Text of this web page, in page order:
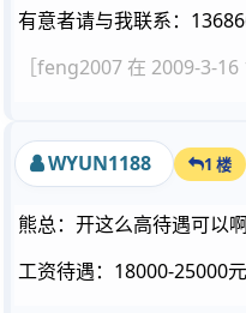
有意者请与我联系：
［feng2007 在 2009-3-16
WYUN1188 1 楼
熊总：开这么高待遇可以啊
工资待遇：18000-25000